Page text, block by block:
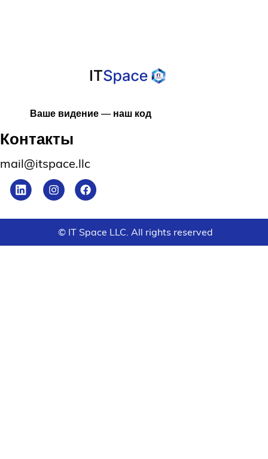
Ваше видение — наш код
Контакты
mail@itspace.llc
© IT Space LLC. All rights reserved